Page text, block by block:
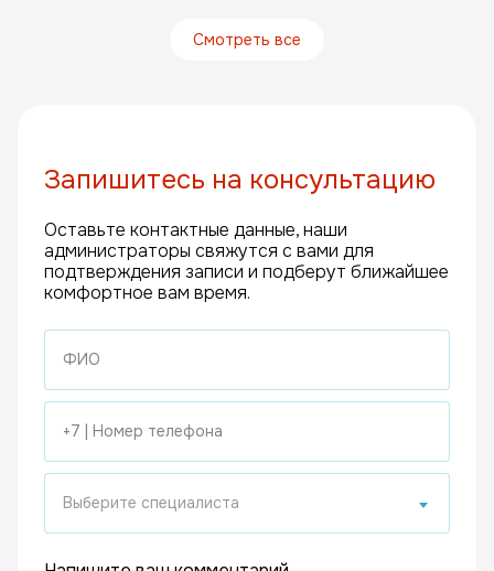
Смотреть все
Запишитесь на консультацию
Оставьте контактные данные, наши
администраторы свяжутся с вами для
подтверждения записи и подберут ближайшее
комфортное вам время.
Выберите специалиста